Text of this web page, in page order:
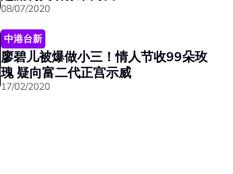
08/07/2020
中港台新
廖碧儿被爆做小三！情人节收99朵玫
瑰 疑向富二代正宫示威
17/02/2020